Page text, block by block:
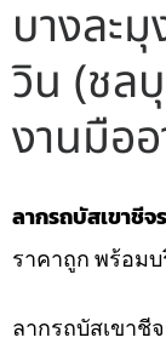
บางละ
วิน (ชล
งานมือ
ลากรถบัสเขาชีจ
ราคาถูก พร้อม
ลากรถบัสเขาชี